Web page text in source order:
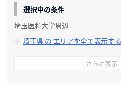
選択中の条件
埼玉医科大学周辺
埼玉県 の エリアを全て表示する
さらに表示